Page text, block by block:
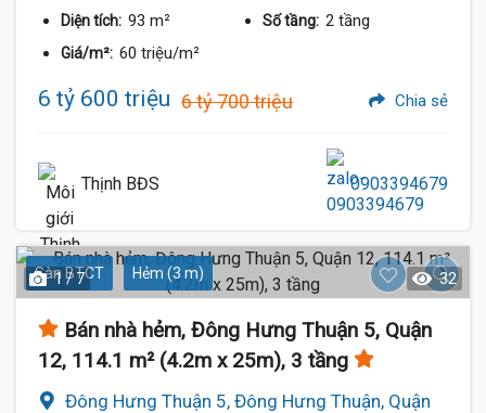
Diện tích: 93 m² Số tầng: 2 tầng
Giá/m²: 60 triệu/m²
6 tỷ 600 triệu 6 tỷ 700 triệu Chia sẻ
Thịnh BĐS 0903394679
Sàn BTCT Hẻm (3 m)
1 / 7 32
Bán nhà hẻm, Đông Hưng Thuận 5, Quận
12, 114.1 m² (4.2m x 25m), 3 tầng
Đông Hưng Thuận 5, Đông Hưng Thuận, Quận